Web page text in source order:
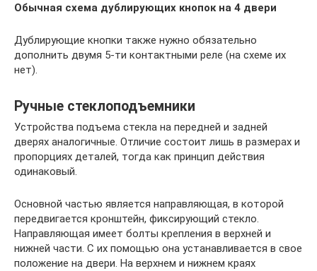
Обычная схема дублирующих кнопок на 4 двери
Дублирующие кнопки также нужно обязательно
дополнить двумя 5-ти контактными реле (на схеме их
нет).
Ручные стеклоподъемники
Устройства подъема стекла на передней и задней
дверях аналогичные. Отличие состоит лишь в размерах и
пропорциях деталей, тогда как принцип действия
одинаковый.
Основной частью является направляющая, в которой
передвигается кронштейн, фиксирующий стекло.
Направляющая имеет болты крепления в верхней и
нижней части. С их помощью она устанавливается в свое
положение на двери. На верхнем и нижнем краях